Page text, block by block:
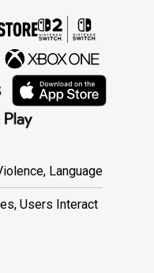
Language
Users Interact